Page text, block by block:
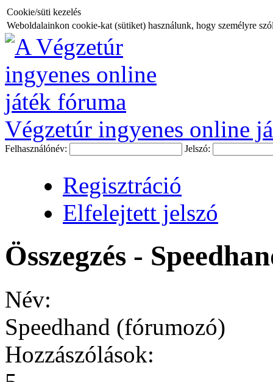
Cookie/süti kezelés
Weboldalainkon cookie-kat (sütiket) használunk, hogy személyre
Végzetúr ingyenes online
Felhasználónév: Jelszó:
Regisztráció
Elfelejtett jelszó
Összegzés -
Név:
Speedhand (fórumozó)
Hozzászólások: